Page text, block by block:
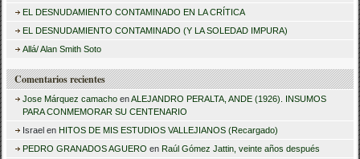
r
EL DESNUDAMIENTO CONTAMINADO EN LA CRÍTICA
EL DESNUDAMIENTO CONTAMINADO (Y LA SOLEDAD IMPURA)
Allá/ Alan Smith Soto
Comentarios recientes
Jose Márquez camacho enALEJANDRO PERALTA, ANDE (1926). INSUMOS
PARA CONMEMORAR SU CENTENARIO
Israel en HITOS DE MIS ESTUDIOS VALLEJIANOS (Recargado)
PEDRO GRANADOS AGUERO en Raúl Gómez Jattin, veinte años después